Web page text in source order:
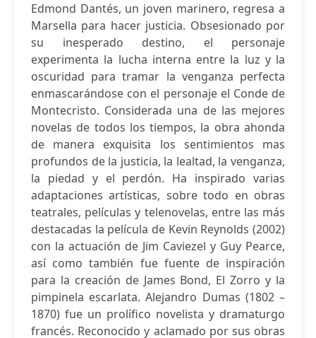
Edmond Dantés, un joven marinero, regresa a
Marsella para hacer justicia. Obsesionado por
su inesperado destino, el personaje
experimenta la lucha interna entre la luz y la
oscuridad para tramar la venganza perfecta
enmascarándose con el personaje el Conde de
Montecristo. Considerada una de las mejores
novelas de todos los tiempos, la obra ahonda
de manera exquisita los sentimientos mas
profundos de la justicia, la lealtad, la venganza,
la piedad y el perdón. Ha inspirado varias
adaptaciones artísticas, sobre todo en obras
teatrales, películas y telenovelas, entre las más
destacadas la película de Kevin Reynolds (2002)
con la actuación de Jim Caviezel y Guy Pearce,
así como también fue fuente de inspiración
para la creación de James Bond, El Zorro y la
pimpinela escarlata. Alejandro Dumas (1802 –
1870) fue un prolífico novelista y dramaturgo
francés. Reconocido y aclamado por sus obras